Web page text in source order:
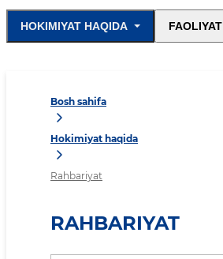
HOKIMIYAT HAQIDA FAOLIYAT
Bosh sahifa
Hokimiyat haqida
Rahbariyat
RAHBARIYAT